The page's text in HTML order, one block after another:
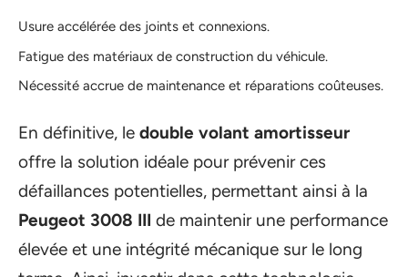
Usure accélérée des joints et connexions.
Fatigue des matériaux de construction du véhicule.
Nécessité accrue de maintenance et réparations coûteuses.
En définitive, le double volant amortisseur
offre la solution idéale pour prévenir ces
défaillances potentielles, permettant ainsi à la
Peugeot 3008 III de maintenir une performance
élevée et une intégrité mécanique sur le long